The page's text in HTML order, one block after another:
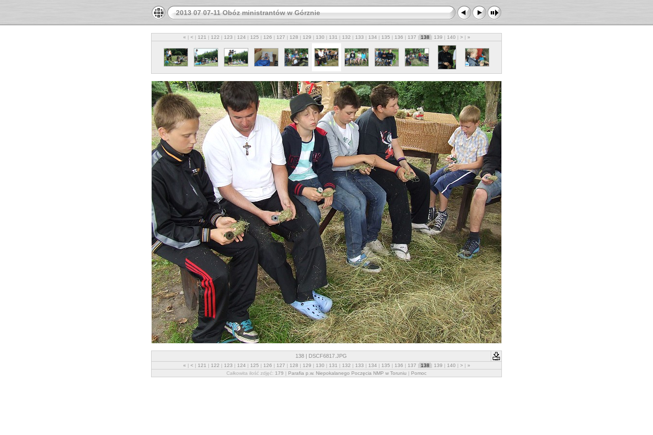
2013 07 07-11 Obóz ministrantów w Górznie
« | < | 121 | 122 | 123 | 124 | 125 | 126 | 127 | 128 | 129 | 130 | 131 | 132 | 133 | 134 | 135 | 136 | 137 | 138 | 139 | 140 | > | »
138 | DSCF6817.JPG
« | < | 121 | 122 | 123 | 124 | 125 | 126 | 127 | 128 | 129 | 130 | 131 | 132 | 133 | 134 | 135 | 136 | 137 | 138 | 139 | 140 | > | »
Całkowita ilość zdjęć: 179 | Parafia p.w. Niepokalanego Poczęcia NMP w Toruniu | Pomoc